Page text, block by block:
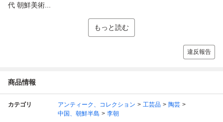
代 朝鮮美術...
もっと読む
違反報告
商品情報
カテゴリ アンティーク、コレクション 工芸品
陶芸
中国、朝鮮半島
李朝